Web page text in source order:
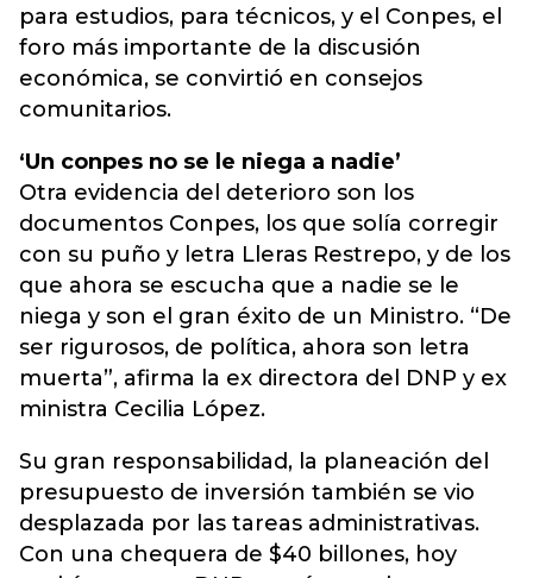
para estudios, para técnicos, y el Conpes, el
foro más importante de la discusión
económica, se convirtió en consejos
comunitarios.
‘Un conpes no se le niega a nadie’
Otra evidencia del deterioro son los
documentos Conpes, los que solía corregir
con su puño y letra Lleras Restrepo, y de los
que ahora se escucha que a nadie se le
niega y son el gran éxito de un Ministro. “De
ser rigurosos, de política, ahora son letra
muerta”, afirma la ex directora del DNP y ex
ministra Cecilia López.
Su gran responsabilidad, la planeación del
presupuesto de inversión también se vio
desplazada por las tareas administrativas.
Con una chequera de $40 billones, hoy